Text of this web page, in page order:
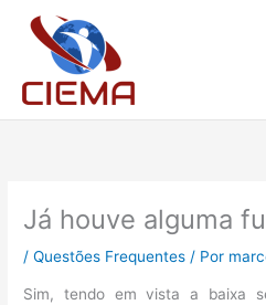
conteúdo
Já houve alguma
/Questões Frequentes / Por
Sim, tendo em vista a baixa